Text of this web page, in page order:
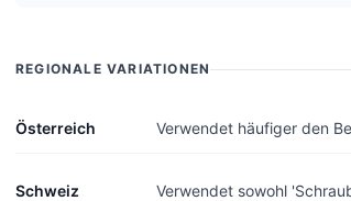
REGIONALE VARIATIONEN
Österreich Verwendet häufiger den
Schweiz
Verwendet sowohl